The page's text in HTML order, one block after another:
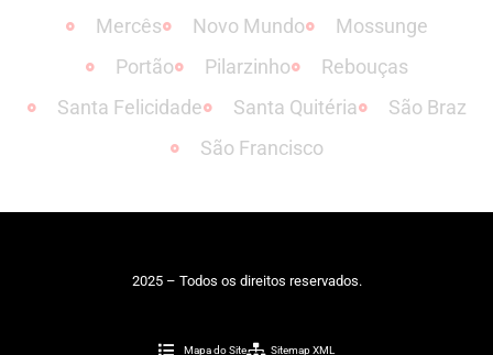
Mercês
Novo Mundo
Mossunge
Portão
Pilarzinho
Rebouças
Santa Felicidade
Santa Quitéria
São Braz
São Francisco
2025 – Todos os direitos reservados.
Mapa do Site Sitemap XML